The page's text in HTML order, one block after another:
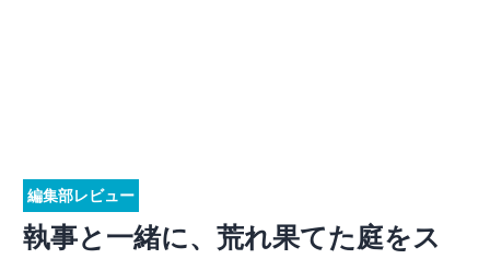
編集部レビュー
執事と一緒に、荒れ果てた庭をス